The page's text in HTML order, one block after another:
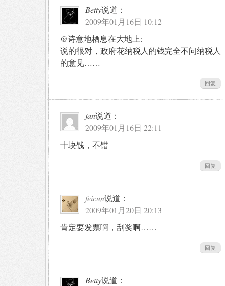
Betty说道：
2009年01月16日 10:12
@诗意地栖息在大地上:
说的很对，政府花纳税人的钱完全不问纳税人
的意见……
回复
jan说道：
2009年01月16日 22:11
十块钱，不错
回复
feicun说道：
2009年01月20日 20:13
肯定要发票啊，刮奖啊……
回复
Betty说道：